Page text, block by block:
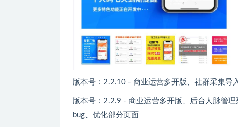
版本号：2.2.10 - 商业运营多开版、社群采集导
版本号：2.2.9 - 商业运营多开版、后台人脉管
bug、优化部分页面